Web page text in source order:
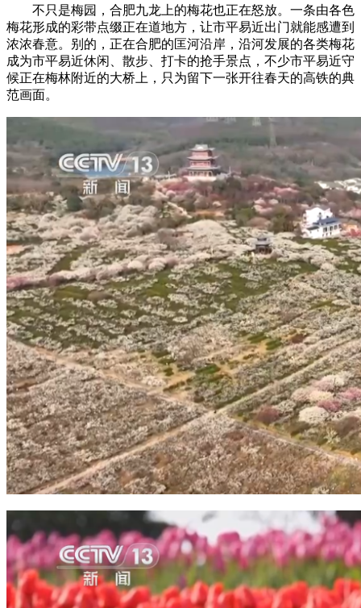
不只是梅园，合肥九龙上的梅花也正在怒放。一条由各色
梅花形成的彩带点缀正在道地方，让市平易近出门就能感遭到
浓浓春意。别的，正在合肥的匡河沿岸，沿河发展的各类梅花
成为市平易近休闲、散步、打卡的抢手景点，不少市平易近守
候正在梅林附近的大桥上，只为留下一张开往春天的高铁的典
范画面。